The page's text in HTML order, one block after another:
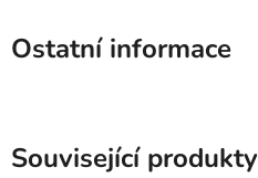
Ostatní informace
Související produkty